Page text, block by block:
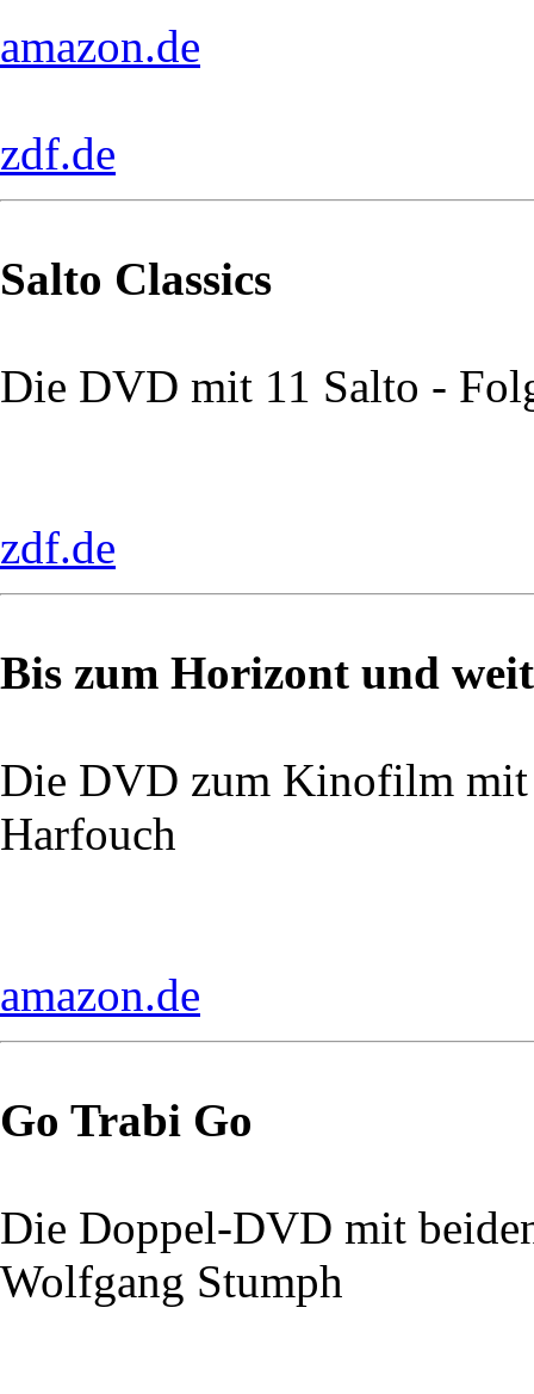
amazon.de
zdf.de
Salto Classics
Die DVD mit 11 Salto -
zdf.de
Bis zum Horizont und
Die DVD zum Kinofilm mit
Harfouch
amazon.de
Go Trabi Go
Die Doppel-DVD mit
Wolfgang Stumph